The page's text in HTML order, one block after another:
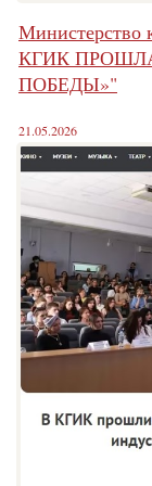
Министерство
КГИК
ПОБЕДЫ»"
21.05.2026